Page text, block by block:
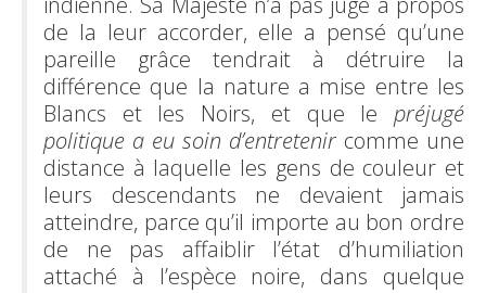
de la leur accorder, elle a pensé qu’une
pareille grâce tendrait à détruire la
différence que la nature a mise entre les
Blancs et les Noirs, et que le préjugé
politique a eu soin d’entretenir comme une
distance à laquelle les gens de couleur et
leurs descendants ne devaient jamais
atteindre, parce qu’il importe au bon ordre
de ne pas affaiblir l’état d’humiliation
attaché à l’espèce noire, dans quelque